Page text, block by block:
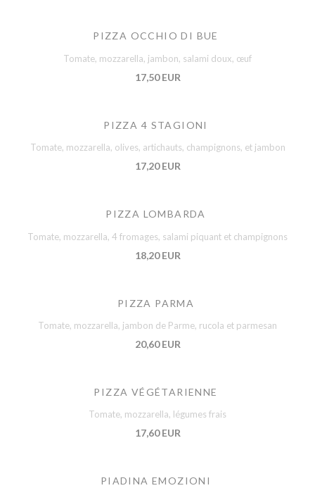
PIZZA OCCHIO DI BUE
Tomate, mozzarella, jambon, salami doux, œuf
17,50 EUR
PIZZA 4 STAGIONI
Tomate, mozzarella, olives, artichauts, champignons, et jambon
17,20 EUR
PIZZA LOMBARDA
Tomate, mozzarella, 4 fromages, salami piquant et champignons
18,20 EUR
PIZZA PARMA
Tomate, mozzarella, jambon de Parme, rucola et parmesan
20,60 EUR
PIZZA VÉGÉTARIENNE
Tomate, mozzarella, légumes frais
17,60 EUR
PIADINA EMOZIONI